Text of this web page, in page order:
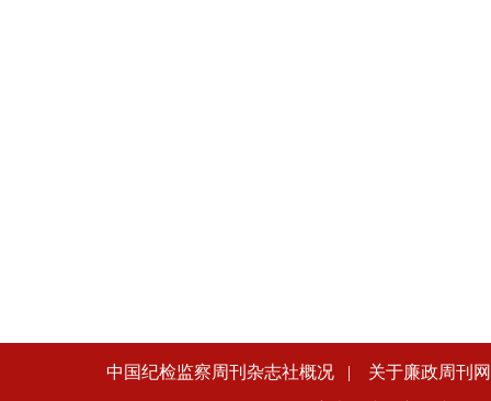
中国纪检监察周刊杂志社概况 |
关于廉政周刊网